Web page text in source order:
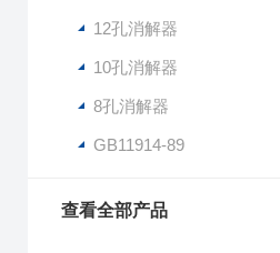
12孔消解器
10孔消解器
8孔消解器
GB11914-89
查看全部产品